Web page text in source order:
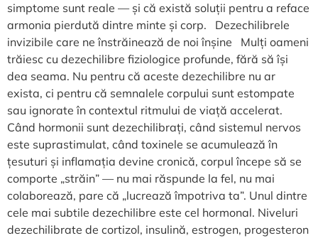
simptome sunt reale — și că există soluții pentru a reface
armonia pierdută dintre minte și corp. Dezechilibrele
invizibile care ne înstrăinează de noi înșine Mulți oameni
trăiesc cu dezechilibre fiziologice profunde, fără să își
dea seama. Nu pentru că aceste dezechilibre nu ar
exista, ci pentru că semnalele corpului sunt estompate
sau ignorate în contextul ritmului de viață accelerat.
Când hormonii sunt dezechilibrați, când sistemul nervos
este suprastimulat, când toxinele se acumulează în
țesuturi și inflamația devine cronică, corpul începe să se
comporte „străin” — nu mai răspunde la fel, nu mai
colaborează, pare că „lucrează împotriva ta”. Unul dintre
cele mai subtile dezechilibre este cel hormonal. Niveluri
dezechilibrate de cortizol, insulină, estrogen, progesteron